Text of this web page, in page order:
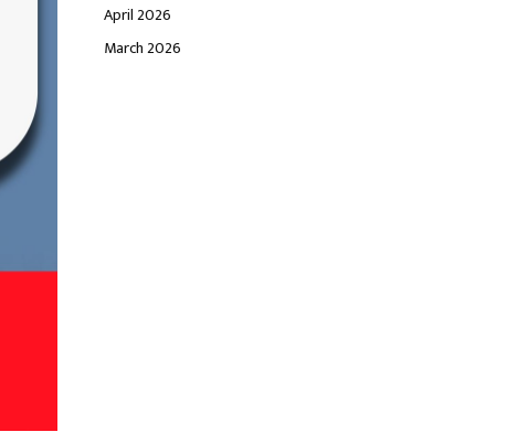
April 2026
March 2026